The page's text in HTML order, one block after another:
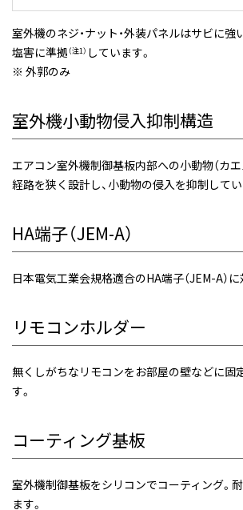
室外機のネジ・ナット・外装パネルはサビに強
塩害に準拠（注1） しています。
※ 外郭のみ
室外機小動物侵入抑制構造
エアコン室外機制御基板内部への小動物（カエ
経路を狭く設計し、小動物の侵入を抑制してい
HA端子（JEM-A）
日本電気工業会規格適合のHA端子（JEM-A）に
リモコンホルダー
無くしがちなリモコンをお部屋の壁などに固
す。
コーティング基板
室外機制御基板をシリコンでコーティング。
ます。